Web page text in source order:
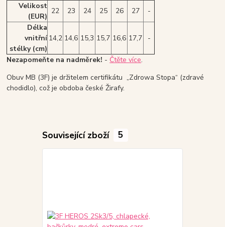
Velikost
(EUR)
22 23 24 25 26 27
-
Délka
vnitřní
stélky (cm)
14,2 14,6 15,3 15,7 16,6 17,7 -
Nezapomeňte na nadměrek! - Čtěte více.
Obuv MB (3F) je držitelem certifikátu „Zdrowa Stopa“ (zdravé
chodidlo), což je obdoba české Žirafy.
Související zboží 5